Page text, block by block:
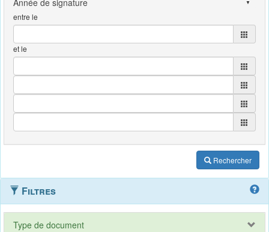
entre le
et le
Rechercher
Filtres
Type de document